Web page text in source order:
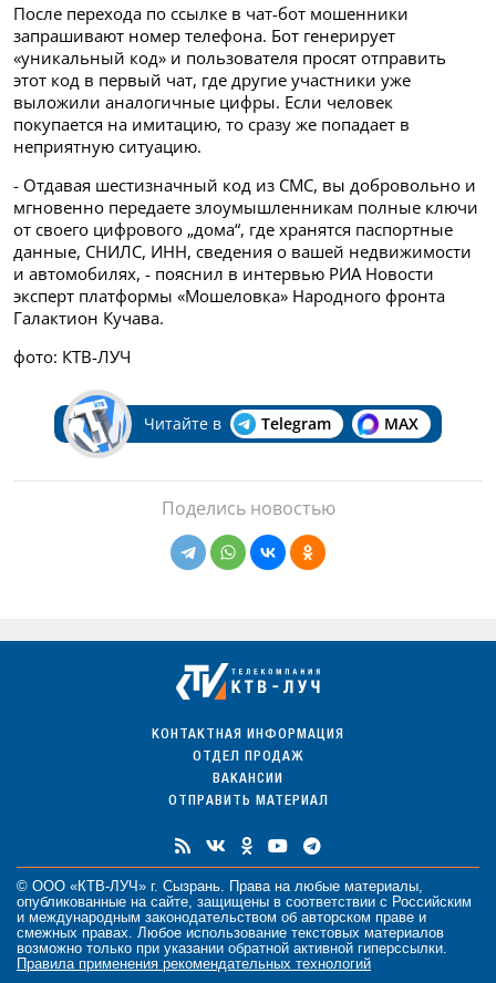
После перехода по ссылке в чат-бот мошенники
запрашивают номер телефона. Бот генерирует
«уникальный код» и пользователя просят отправить
этот код в первый чат, где другие участники уже
выложили аналогичные цифры. Если человек
покупается на имитацию, то сразу же попадает в
неприятную ситуацию.
- Отдавая шестизначный код из СМС, вы добровольно и
мгновенно передаете злоумышленникам полные ключи
от своего цифрового „дома“, где хранятся паспортные
данные, СНИЛС, ИНН, сведения о вашей недвижимости
и автомобилях, - пояснил в интервью РИА Новости
эксперт платформы «Мошеловка» Народного фронта
Галактион Кучава.
фото: КТВ-ЛУЧ
Читайте в Telegram MAX
Поделись новостью
КОНТАКТНАЯ ИНФОРМАЦИЯ
ОТДЕЛ ПРОДАЖ
ВАКАНСИИ
ОТПРАВИТЬ МАТЕРИАЛ
© ООО «КТВ-ЛУЧ» г. Сызрань. Права на любые материалы
опубликованные на сайте, защищены в соответствии с Российским
и международным законодательством об авторском праве и
смежных правах. Любое использование текстовых материалов
возможно только при указании обратной активной гиперссылки.
Правила применения рекомендательных технологий